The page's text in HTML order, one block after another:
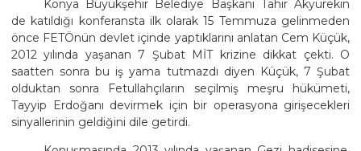
Konya Büyükşehir Belediye Başkanı Tahir Akyürekin
de katıldığı konferansta ilk olarak 15 Temmuza gelinmeden
önce FETÖnün devlet içinde yaptıklarını anlatan Cem Küçük,
2012 yılında yaşanan 7 Şubat MİT krizine dikkat çekti. O
saatten sonra bu iş yama tutmazdı diyen Küçük, 7 Şubat
olduktan sonra Fetullahçıların seçilmiş meşru hükümeti,
Tayyip Erdoğanı devirmek için bir operasyona girişecekleri
sinyallerinin geldiğini dile getirdi.